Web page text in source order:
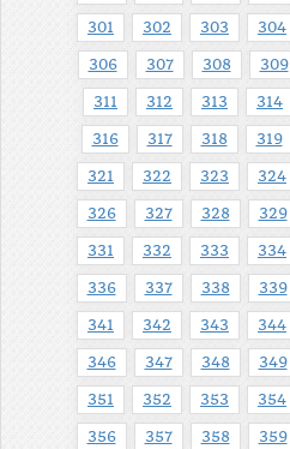
301 302 303 304
306 307 308 309
311 312 313 314
316 317 318 319
321 322 323 324
326 327 328 329
331 332 333 334
336 337 338 339
341 342 343 344
346 347 348 349
351 352 353 354
356 357 358 359